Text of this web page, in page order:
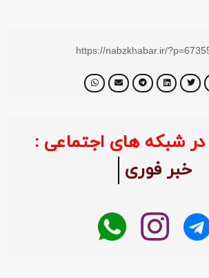
https://nabzkhabar.ir/
شبکه های اجتماعی :
خبر فوری